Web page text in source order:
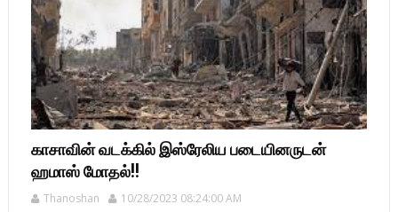
காசாவின் வடக்கில் இஸ்ரேலிய படையினருடன்
ஹமாஸ் மோதல்!!
Thanoshan 10/28/2023 08:24:00 AM